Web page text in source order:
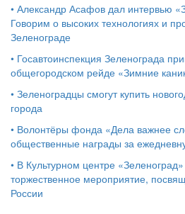
• Александр Асафов дал интервью
Говорим о высоких технологиях и
Зеленограде
• Госавтоинспекция Зеленограда
общегородском рейде «Зимние
• Зеленоградцы смогут купить
города
• Волонтёры фонда «Дела важнее
общественные награды за
• В Культурном центре
торжественное мероприятие,
России